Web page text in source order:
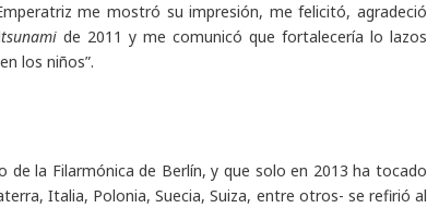
me mostró su impresión, me felicitó, agradeció
tsunami de 2011 y me comunicó que fortalecería lo lazos
los niños”.
de la Filarmónica de Berlín, y que solo en 2013 ha tocado
Italia, Polonia, Suecia, Suiza, entre otros- se refirió al